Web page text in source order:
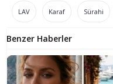
LAV Karaf Sürahi
Benzer Haberler